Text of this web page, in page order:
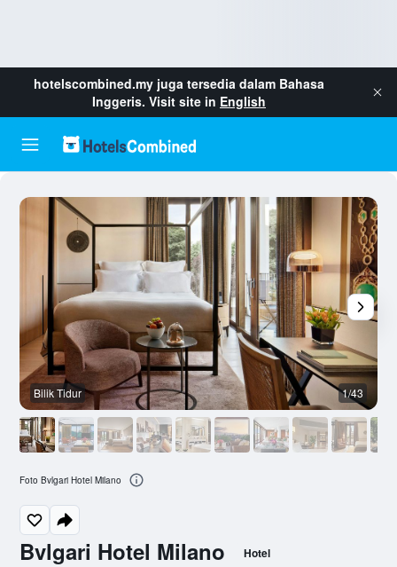
hotelscombined.my juga tersedia dalam Bahasa
Inggeris. Visit site in English
Bvlgari Hotel Milano Hotel
Bilik Tidur 1/43
Foto Bvlgari Hotel Milano